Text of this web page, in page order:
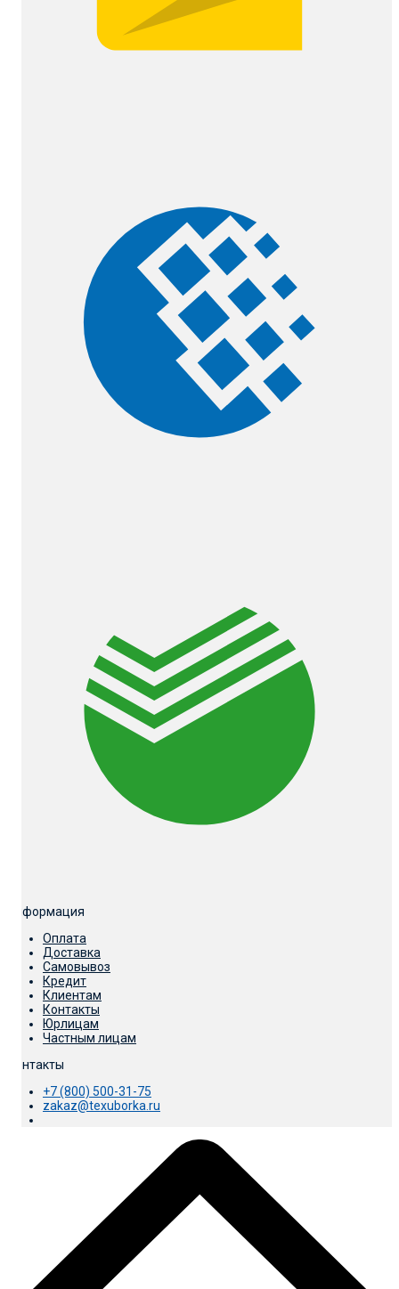
Информация
Оплата
Доставка
Самовывоз
Кредит
Клиентам
Контакты
Юрлицам
Частным лицам
Контакты
+7 (800) 500-31-75
zakaz@texuborka.ru